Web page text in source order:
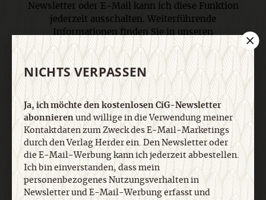
Newsletter oder E-Mail kann ich diese Funktion
jederzeit ausschalten. Weiterführende
Informationen finden Sie in unseren
Datenschutzhinweisen .
E-Mail
Jetzt anmelden
NICHTS VERPASSEN
Ja, ich möchte den kostenlosen CiG-Newsletter
abonnierenund willige in die Verwendung meiner
Kontaktdaten zum Zweck des E-Mail-Marketings
durch den Verlag Herder ein. Den Newsletter oder
die E-Mail-Werbung kann ich jederzeit abbestellen.
Ich bin einverstanden, dass mein
personenbezogenes Nutzungsverhalten in
Newsletter und E-Mail-Werbung erfasst und